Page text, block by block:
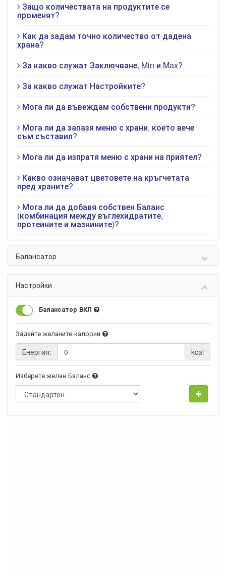
Защо количествата на продуктите се
променят?
Как да задам точно количество от дадена
храна?
За какво служат Заключване, Min и Max?
За какво служат Настройките?
Мога ли да въвеждам собствени продукти?
Мога ли да запазя меню с храни, което вече
съм съставил?
Мога ли да изпратя меню с храни на приятел?
Какво означават цветовете на кръгчетата
пред храните?
Мога ли да добавя собствен Баланс
(комбинация между въглехидратите,
протеините и мазнините)?
Балансатор
Настройки
Балансатор ВКЛ
Задайте желаните калории
Енергия: kcal
Изберете желан Баланс